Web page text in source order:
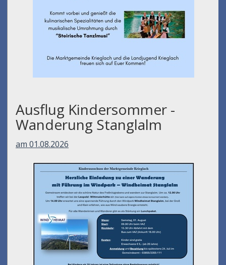
Ausflug Kindersommer -
Wanderung Stanglalm
am 01.08.2026